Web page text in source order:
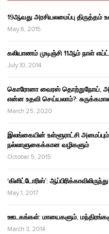
19ஆவது அரசியலமைப்பு
May 6, 2015
கலியாணம் முடிஞ்சி 11ஆம் நாள்
July 10, 2014
கொரோனா வைரஸ் தொற்றுநோய்,
என்ன உதவி செய்யலாம்?:
March 25, 2020
இலங்கையின் உள்ளூராட்சி
நல்லாளுகைக்கான வழிகளும்
October 5, 2015
‘கிளிட்டோரிஸ்’:
May 1, 2017
ஊடகங்கள்: மாயைகளும்,
March 3, 2014